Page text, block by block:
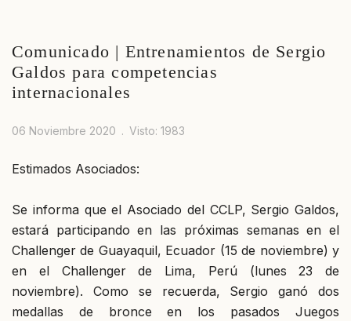
Comunicado | Entrenamientos de Sergio
Galdos para competencias
internacionales
06 Noviembre 2020 Visto: 1983
Estimados Asociados:
Se informa que el Asociado del CCLP, Sergio Galdos,
estará participando en las próximas semanas en el
Challenger de Guayaquil, Ecuador (15 de noviembre) y
en el Challenger de Lima, Perú (lunes 23 de
noviembre). Como se recuerda, Sergio ganó dos
medallas de bronce en los pasados Juegos